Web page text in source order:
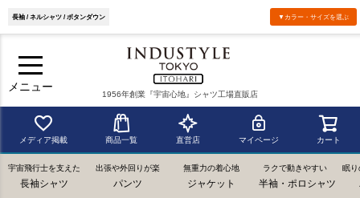
メニュー
1956年創業『宇宙心地』シャツ工場直販店
メディア掲載 商品一覧 直営店 マイページ カート
宇宙飛行士を支えた
長袖シャツ
出張や外回りが楽
パンツ
無重力の着心地
ジャケット
ラクで動きやすい
半袖・ポロシャツ
眠り
長袖 / ネルシャツ / ボタンダウン ▼カラー・サイズを選ぶ